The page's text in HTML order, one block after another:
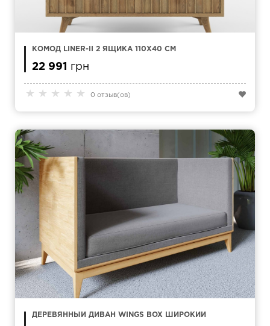
★ ★ ★ ★ ★ 0 отзыв(ов)
КОМОД LINER-II 2 ЯЩИКА 110X40 СМ
22 991 грн
ДЕРЕВЯННЫЙ ДИВАН WINGS BOX ШИРОКИЙ